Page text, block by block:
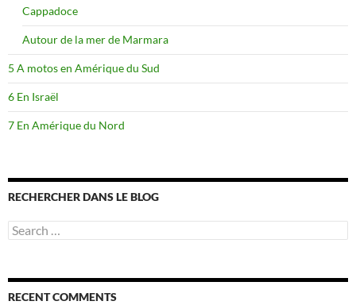
Cappadoce
Autour de la mer de Marmara
5 A motos en Amérique du Sud
6 En Israël
7 En Amérique du Nord
RECHERCHER DANS LE BLOG
Search
for:
RECENT COMMENTS